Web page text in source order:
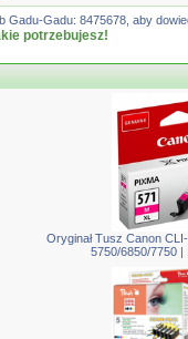
Gadu-Gadu: 8475678, aby
potrzebujesz!
Oryginał Tusz Canon
5750/6850/7750 |